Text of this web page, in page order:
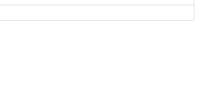
আল জামিয়াতুল আরবিয়া নছিরুল ইসলাম নাজিরহাট